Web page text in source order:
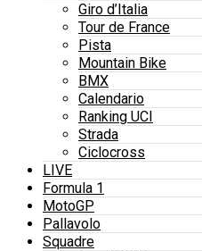
Giro d’Italia
Tour de France
Pista
Mountain Bike
BMX
Calendario
Ranking UCI
Strada
Ciclocross
LIVE
Formula 1
MotoGP
Pallavolo
Squadre